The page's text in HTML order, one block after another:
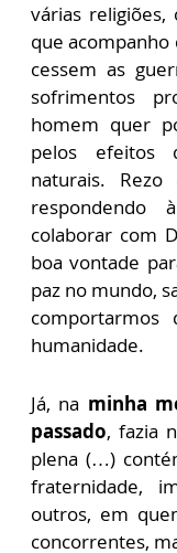
várias
que
cessem as
sofrimentos
homem quer
pelos efeitos
naturais.
respondendo
colaborar com
boa vontade
paz no mundo,
humanidade.
Já, na minha
passado, fazia
plena (…)
fraternidade,
outros, em
concorrentes,